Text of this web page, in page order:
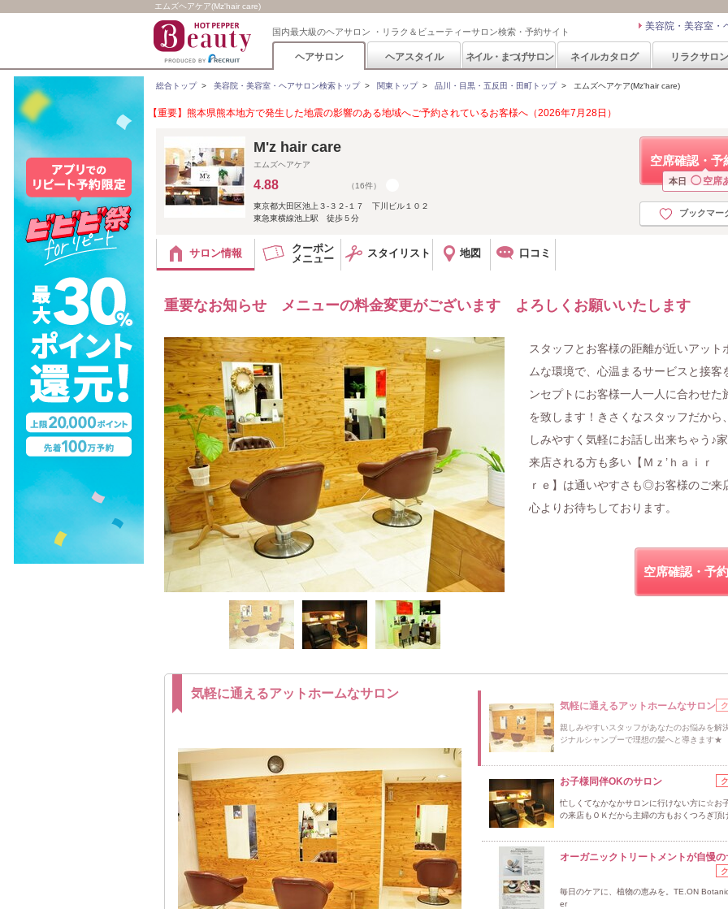
エムズヘアケア(Mz'hair care)
国内最大級のヘアサロン ・リラク＆ビューティーサロン検索・予約サイト 美容院・美容室・
ヘアサロン ヘアスタイル ネイル・まつげサロン ネイルカタログ リラクサロン
総合トップ> 美容院・美容室・ヘアサロン検索トップ> 関東トップ> 品川・目黒・五反田・田町トップ> エムズヘアケア(Mz'hair care)
【重要】熊本県熊本地方で発生した地震の影響のある地域へご予約されているお客様へ（2026年7月28日）
空席確認・予
本日 ◯ 空席
ブックマー
M'z hair care
エムズヘアケア
4.88 （16件）
東京都大田区池上３-３２-１７ 下川ビル１０２
東急東横線池上駅 徒歩５分
サロン情報
クーポン
メニュー
スタイリスト 地図 口コミ
重要なお知らせ メニューの料金変更がございます よろしくお願いいたします
スタッフとお客様の距離が近いアット
ムな環境で、心温まるサービスと接客
ンセプトにお客様一人一人に合わせた
を致します！きさくなスタッフだから
しみやすく気軽にお話し出来ちゃう♪
来店される方も多い【Ｍｚ’ｈａｉｒ
ｒｅ】は通いやすさも◎お客様のご来
心よりお待ちしております。
空席確認・予
気軽に通えるアットホームなサロン
気軽に通えるアットホームなサロン
親しみやすいスタッフがあなたのお悩みを解
ジナルシャンプーで理想の髪へと導きます★
お子様同伴OKのサロン
忙しくてなかなかサロンに行けない方に☆お
の来店もＯＫだから主婦の方もおくつろぎ頂
オーガニックトリートメントが自慢の
毎日のケアに、植物の恵みを。TE.ON
er